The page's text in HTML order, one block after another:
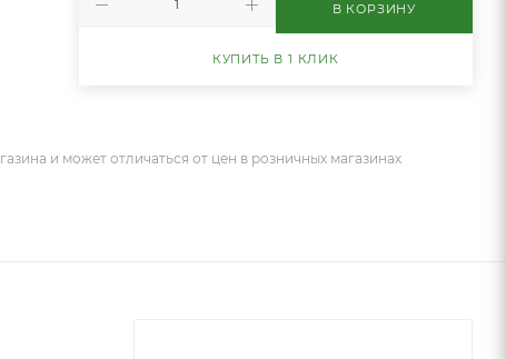
В КОРЗИНУ
КУПИТЬ В 1 КЛИК
и может отличаться от цен в розничных магазинах